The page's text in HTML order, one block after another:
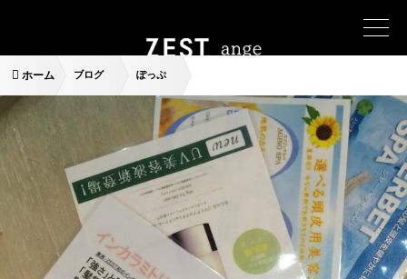
ホーム ブログ ぽっぷ